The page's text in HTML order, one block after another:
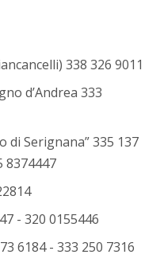
338 326 9011
d’Andrea 333
di Serignana” 335 137
8374447
- 320 0155446
6184 - 333 250 7316